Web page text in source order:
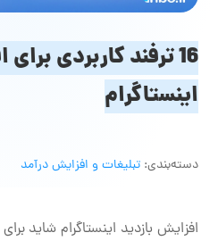
16 ترفند کاربردی
اینستاگرام
دسته‌بندی:تبلیغات و افزایش درآمد
افزایش بازدید اینستاگرام شاید